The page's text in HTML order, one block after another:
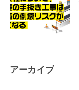
アーカイブ